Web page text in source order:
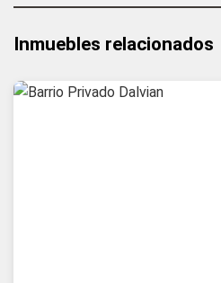
Inmuebles relacionados